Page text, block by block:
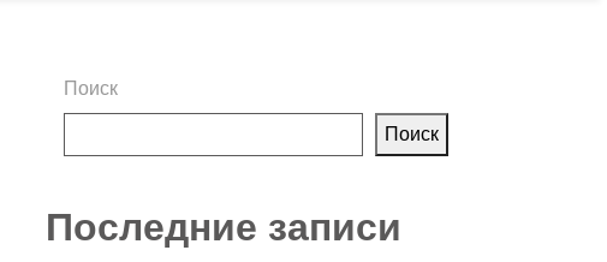
Поиск
Поиск
Последние записи